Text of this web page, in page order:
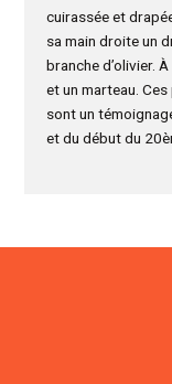
cuirassée et
sa main droite un
branche d’olivier.
et un marteau.
sont un
et du début du